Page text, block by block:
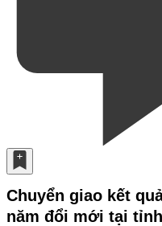
Chuyển giao kết
năm đổi mới tại tỉnh